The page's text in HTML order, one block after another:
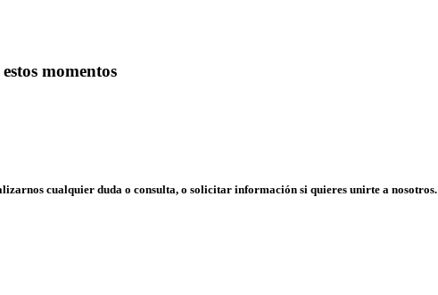
momentos
cualquier duda o consulta, o solicitar información si quieres unirte a nosotros.